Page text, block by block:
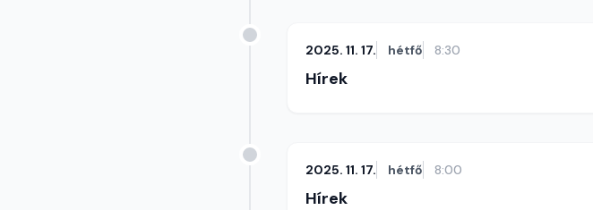
2025. 11. 17. hétfő 8:30
Hírek
2025. 11. 17. hétfő 8:00
Hírek